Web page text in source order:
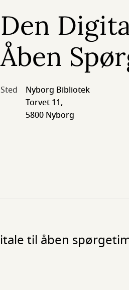
Den
Åben
Sted
Nyborg Bibliotek
Torvet 11,
5800 Nyborg
til åben